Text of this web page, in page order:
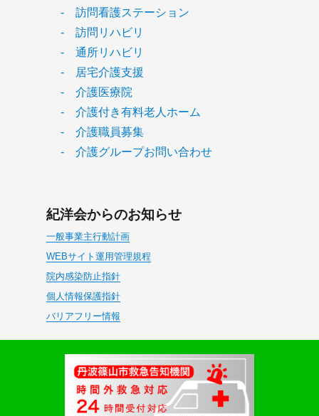
- 訪問看護ステーション
- 訪問リハビリ
- 通所リハビリ
- 居宅介護支援
- 介護医療院
- 介護付き有料老人ホーム
- 介護職員募集
- 介護グループお問い合わせ
紀洋会からのお知らせ
一般事業主行動計画
WEBサイト運用管理規程
院内感染防止指針
個人情報保護指針
バリアフリー情報